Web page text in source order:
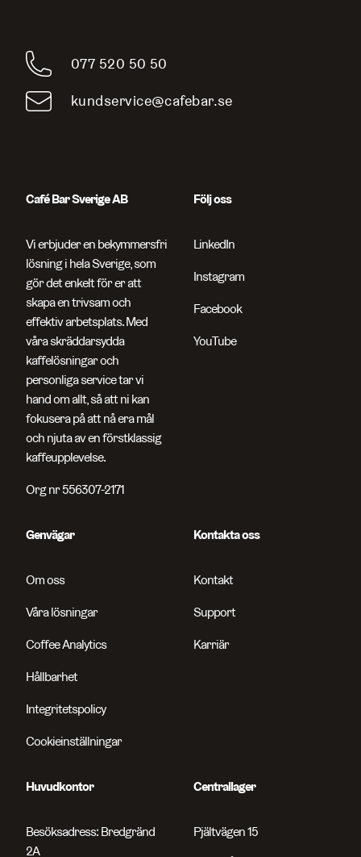
077 520 50 50
kundservice@cafebar.se
Café Bar Sverige AB
Vi erbjuder en bekymmersfri
lösning i hela Sverige, som
gör det enkelt för er att
skapa en trivsam och
effektiv arbetsplats. Med
våra skräddarsydda
kaffelösningar och
personliga service tar vi
hand om allt, så att ni kan
fokusera på att nå era mål
och njuta av en förstklassig
kaffeupplevelse.
Org nr 556307-2171
Följ oss
LinkedIn
Instagram
Facebook
YouTube
Genvägar
Om oss
Våra lösningar
Coffee Analytics
Hållbarhet
Integritetspolicy
Cookieinställningar
Kontakta oss
Kontakt
Support
Karriär
Huvudkontor
Besöksadress: Bredgränd
2A
Centrallager
Pjältvägen 15